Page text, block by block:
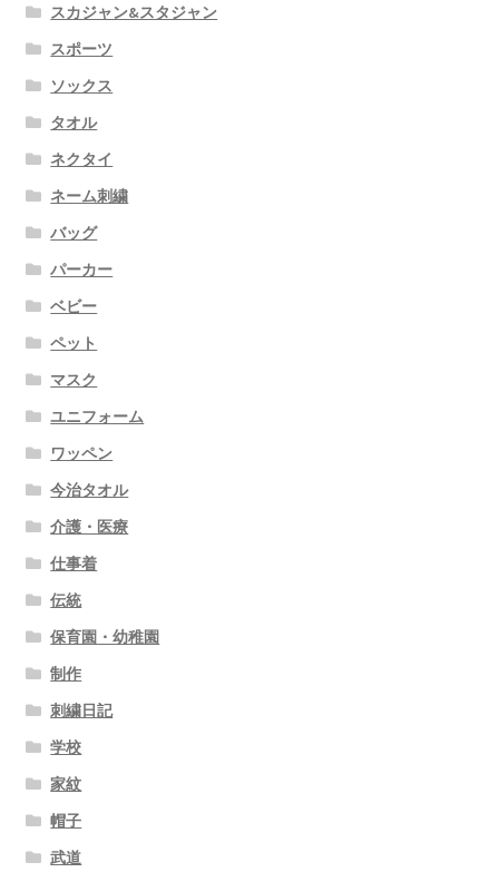
スカジャン&スタジャン
スポーツ
ソックス
タオル
ネクタイ
ネーム刺繍
バッグ
パーカー
ベビー
ペット
マスク
ユニフォーム
ワッペン
今治タオル
介護・医療
仕事着
伝統
保育園・幼稚園
制作
刺繍日記
学校
家紋
帽子
武道